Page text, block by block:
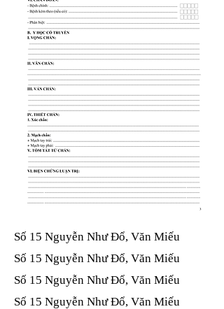
Số 15 Nguyễn Như Đổ, Văn Miếu​​​​
Số 15 Nguyễn Như Đổ, Văn Miếu​​​​
Số 15 Nguyễn Như Đổ, Văn Miếu​​​​
Số 15 Nguyễn Như Đổ, Văn Miếu​​​​